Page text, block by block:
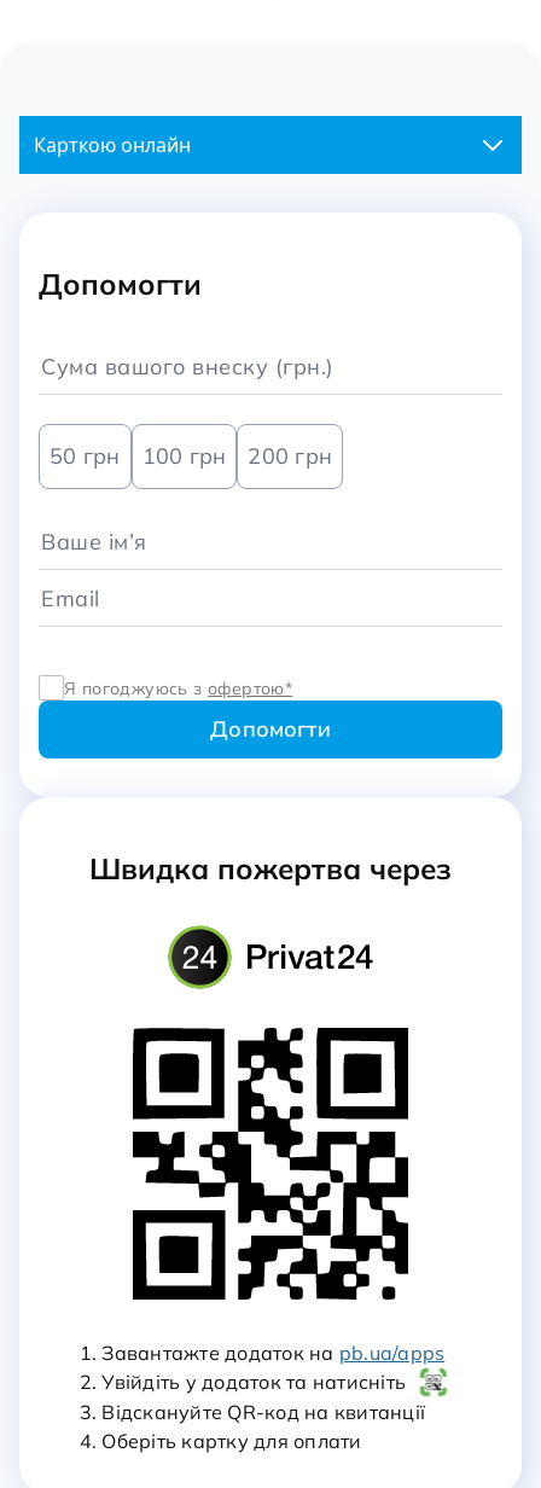
Карткою онлайн
Допомогти
50 грн 100 грн 200 грн
Я погоджуюсь зофертою*
Швидка пожертва через
1. Завантажте додаток на pb.ua/apps
2. Увійдіть у додаток та натисніть
3. Відскануйте QR-код на квитанції
4. Оберіть картку для оплати